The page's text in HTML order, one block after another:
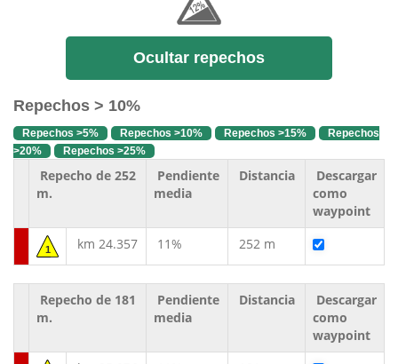
Ocultar repechos
Repechos > 10%
Repechos >5% Repechos >10% Repechos >15%
Repechos
>20%
Repechos >25%
Repecho de 252
m.
Pendiente
media
Distancia
Descargar
como
waypoint
1 km 24.357 11% 252 m
Repecho de 181
m.
Pendiente
media
Distancia
Descargar
como
waypoint